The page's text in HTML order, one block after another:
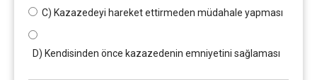
C) Kazazedeyi hareket ettirmeden müdahale yapması
D) Kendisinden önce kazazedenin emniyetini sağlaması